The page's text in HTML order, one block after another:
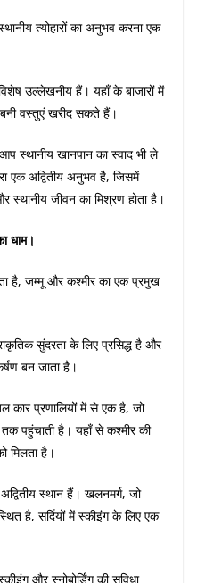
त्योहारों का अनुभव करना एक
उल्लेखनीय हैं। यहाँ के बाजारों में
वस्तुएं खरीद सकते हैं।
स्थानीय खानपान का स्वाद भी ले
एक अद्वितीय अनुभव है, जिसमें
स्थानीय जीवन का मिश्रण होता है।
धाम।
है, जम्मू और कश्मीर का एक प्रमुख
सुंदरता के लिए प्रसिद्ध है और
बन जाता है।
कार प्रणालियों में से एक है, जो
पहुंचाती है। यहाँ से कश्मीर की
मिलता है।
स्थान हैं। खलनमर्ग, जो
है, सर्दियों में स्कीइंग के लिए एक
और स्नोबोर्डिंग की सुविधा